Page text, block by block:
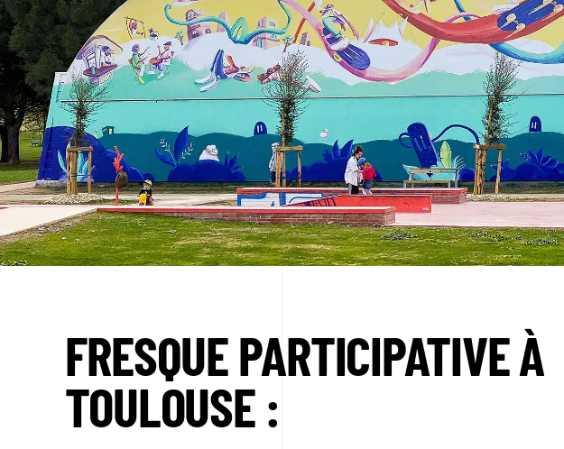
FRESQUE PARTICIPATIVE À
TOULOUSE :